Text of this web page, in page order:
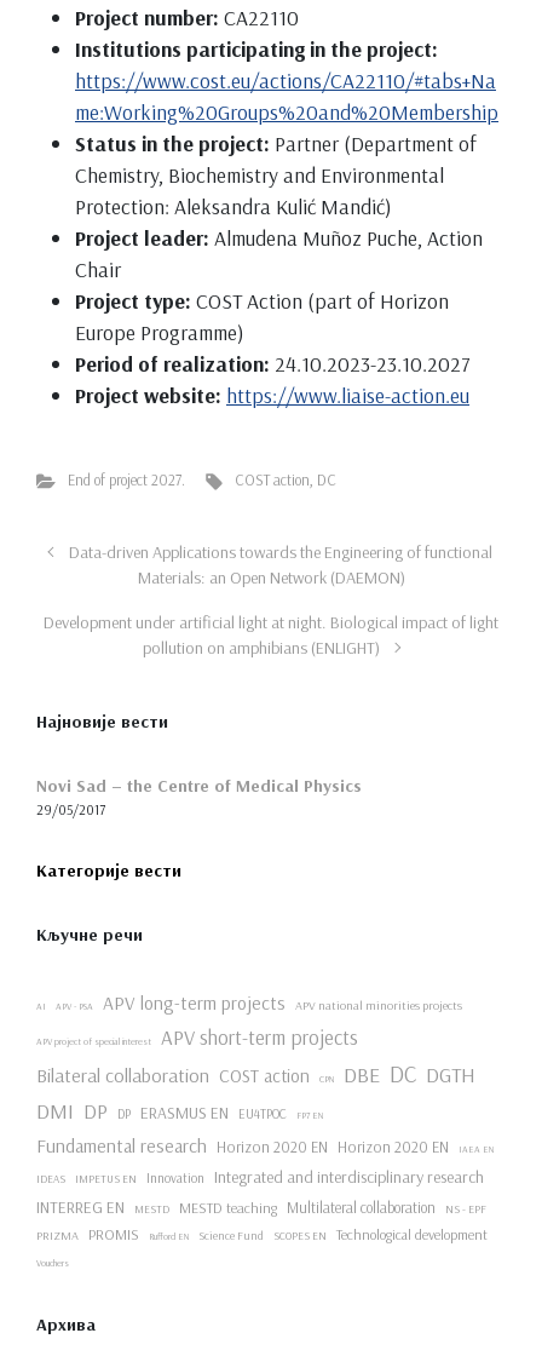
Project number: CA22110
Institutions participating in the project:
https://www.cost.eu/actions/CA22110/#tabs+Na
me:Working%20Groups%20and%20Membership
Status in the project: Partner (Department of
Chemistry, Biochemistry and Environmental
Protection: Aleksandra Kulić Mandić)
Project leader: Almudena Muñoz Puche, Action
Chair
Project type: COST Action (part of Horizon
Europe Programme)
Period of realization: 24.10.2023-23.10.2027
Project website: https://www.liaise-action.eu
End of project 2027. COST action DC
Data-driven Applications towards the Engineering of functional
Materials: an Open Network (DAEMON)
Development under artificial light at night. Biological impact of light
pollution on amphibians (ENLIGHT)
Најновије вести
Novi Sad – the Centre of Medical Physics
29/05/2017
Категорије вести
Кључне речи
AI APV - PSA APV long-term projects APV national minorities projects
APV project of special interest APV short-term projects
Bilateral collaboration COST action CPN DBE DC DGTH
DMI DP DP ERASMUS EN EU4TPOC FP7 EN
Fundamental research Horizon 2020 EN Horizon 2020 EN IAEA EN
IDEAS IMPETUS EN Innovation Integrated and interdisciplinary research
INTERREG EN MESTD MESTD teaching Multilateral collaboration NS - EPF
PRIZMA PROMIS Rufford EN Science Fund SCOPES EN Technological development
Vouchers
Архива